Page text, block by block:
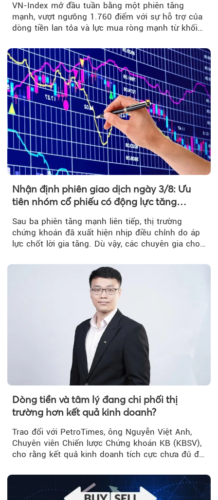
VN-Index mở đầu tuần bằng một phiên tăng
mạnh, vượt ngưỡng 1.760 điểm với sự hỗ trợ của
dòng tiền lan tỏa và lực mua ròng mạnh từ khối
Nhận định phiên giao dịch ngày 3/8: Ưu
tiên nhóm cổ phiếu có động lực tăng
Sau ba phiên tăng mạnh liên tiếp, thị trường
chứng khoán đã xuất hiện nhịp điều chỉnh do áp
lực chốt lời gia tăng. Dù vậy, các chuyên gia cho
Dòng tiền và tâm lý đang chi phối thị
trường hơn kết quả kinh doanh?
Trao đổi với PetroTimes, ông Nguyễn Việt Anh,
Chuyên viên Chiến lược Chứng khoán KB (KBSV),
cho rằng kết quả kinh doanh tích cực chưa đủ để